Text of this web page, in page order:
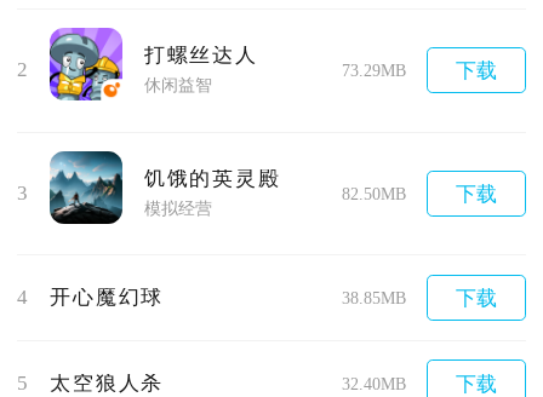
2
打螺丝达人
休闲益智
73.29MB 下载
3
饥饿的英灵殿
模拟经营
82.50MB 下载
4 开心魔幻球 38.85MB 下载
5 太空狼人杀 32.40MB 下载